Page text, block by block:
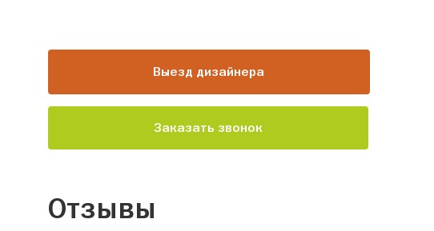
Выезд дизайнера
Заказать звонок
Отзывы